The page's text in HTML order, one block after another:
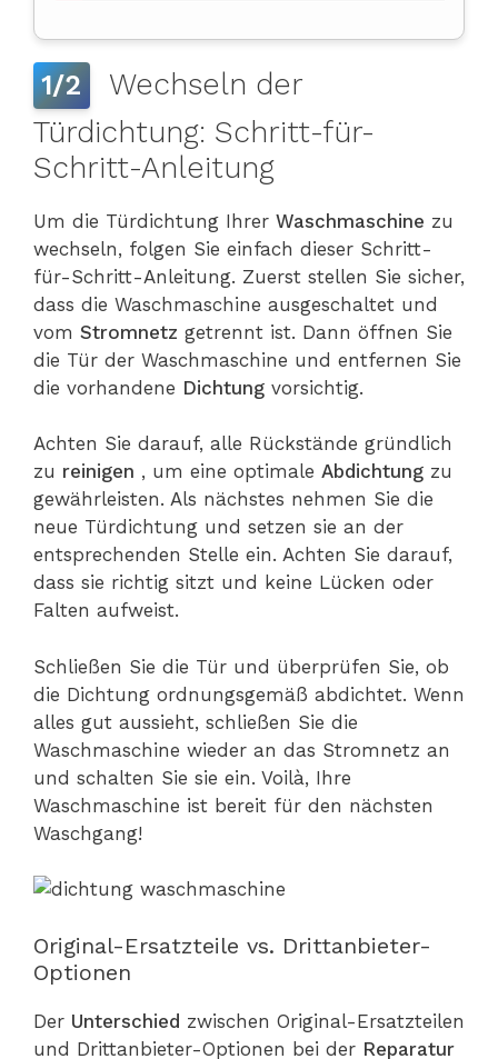
1/2
Wechseln der
Türdichtung: Schritt-für-
Schritt-Anleitung
Um die Türdichtung Ihrer Waschmaschine zu
wechseln, folgen Sie einfach dieser Schritt-
für-Schritt-Anleitung. Zuerst stellen Sie sicher,
dass die Waschmaschine ausgeschaltet und
vom Stromnetz getrennt ist. Dann öffnen Sie
die Tür der Waschmaschine und entfernen Sie
die vorhandene Dichtung vorsichtig.
Achten Sie darauf, alle Rückstände gründlich
zu reinigen , um eine optimale Abdichtung zu
gewährleisten. Als nächstes nehmen Sie die
neue Türdichtung und setzen sie an der
entsprechenden Stelle ein. Achten Sie darauf,
dass sie richtig sitzt und keine Lücken oder
Falten aufweist.
Schließen Sie die Tür und überprüfen Sie, ob
die Dichtung ordnungsgemäß abdichtet. Wenn
alles gut aussieht, schließen Sie die
Waschmaschine wieder an das Stromnetz an
und schalten Sie sie ein. Voilà, Ihre
Waschmaschine ist bereit für den nächsten
Waschgang!
Original-Ersatzteile vs. Drittanbieter-
Optionen
Der Unterschied zwischen Original-Ersatzteilen
und Drittanbieter-Optionen bei der Reparatur